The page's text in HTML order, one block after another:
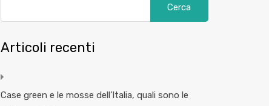
Articoli recenti
Case green e le mosse dell’Italia, quali sono le